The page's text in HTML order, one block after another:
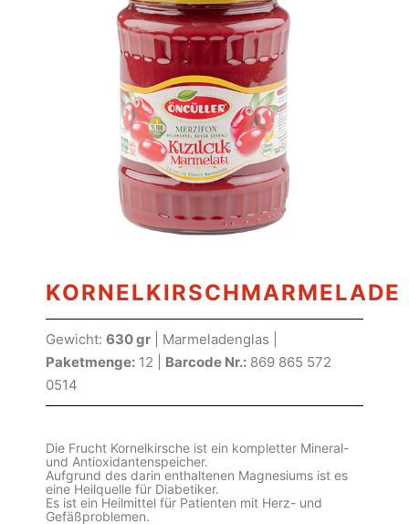
KORNELKIRSCHMARMELADE
Gewicht: 630 gr | Marmeladenglas |
Paketmenge: 12 | Barcode Nr.: 869 865 572
0514
Die Frucht Kornelkirsche ist ein kompletter Mineral-
und Antioxidantenspeicher.
Aufgrund des darin enthaltenen Magnesiums ist es
eine Heilquelle für Diabetiker.
Es ist ein Heilmittel für Patienten mit Herz- und
Gefäßproblemen.